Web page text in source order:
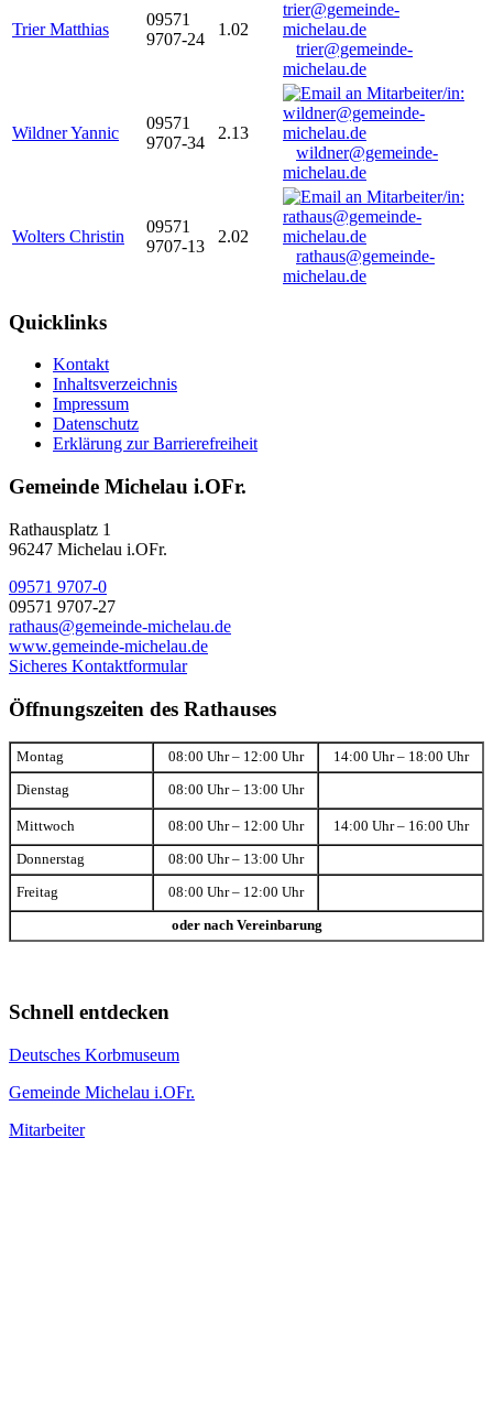
Trier Matthias
09571
9707-24
1.02
trier@gemeinde-
michelau.de
Wildner Yannic
09571
9707-34
2.13
wildner@gemeinde-
michelau.de
Wolters Christin
09571
9707-13
2.02
rathaus@gemeinde-
michelau.de
Quicklinks
Kontakt
Inhaltsverzeichnis
Impressum
Datenschutz
Erklärung zur Barrierefreiheit
Gemeinde Michelau i.OFr.
Rathausplatz 1
96247 Michelau i.OFr.
09571 9707-0
09571 9707-27
rathaus@gemeinde-michelau.de
www.gemeinde-michelau.de
Sicheres Kontaktformular
Öffnungszeiten des Rathauses
Montag 08:00 Uhr – 12:00 Uhr 14:00 Uhr – 18:00 Uhr
Dienstag 08:00 Uhr – 13:00 Uhr
Mittwoch 08:00 Uhr – 12:00 Uhr 14:00 Uhr – 16:00 Uhr
Donnerstag 08:00 Uhr – 13:00 Uhr
Freitag 08:00 Uhr – 12:00 Uhr
oder nach Vereinbarung
Schnell entdecken
Deutsches Korbmuseum
Gemeinde Michelau i.OFr.
Mitarbeiter